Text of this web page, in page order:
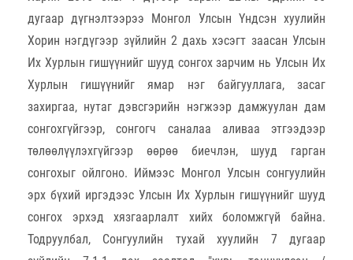
дугаар дүгнэлтээрээ Монгол Улсын Үндсэн хуулийн
Хорин нэгдүгээр зүйлийн 2 дахь хэсэгт заасан Улсын
Их Хурлын гишүүнийг шууд сонгох зарчим нь Улсын Их
Хурлын гишүүнийг ямар нэг байгууллага, засаг
захиргаа, нутаг дэвсгэрийн нэгжээр дамжуулан дам
сонгохгүйгээр, сонгогч саналаа аливаа этгээдээр
төлөөлүүлэхгүйгээр өөрөө биечлэн, шууд гарган
сонгохыг ойлгоно. Иймээс Монгол Улсын сонгуулийн
эрх бүхий иргэдээс Улсын Их Хурлын гишүүнийг шууд
сонгох эрхэд хязгаарлалт хийх боломжгүй байна.
Тодруулбал, Сонгуулийн тухай хуулийн 7 дугаар